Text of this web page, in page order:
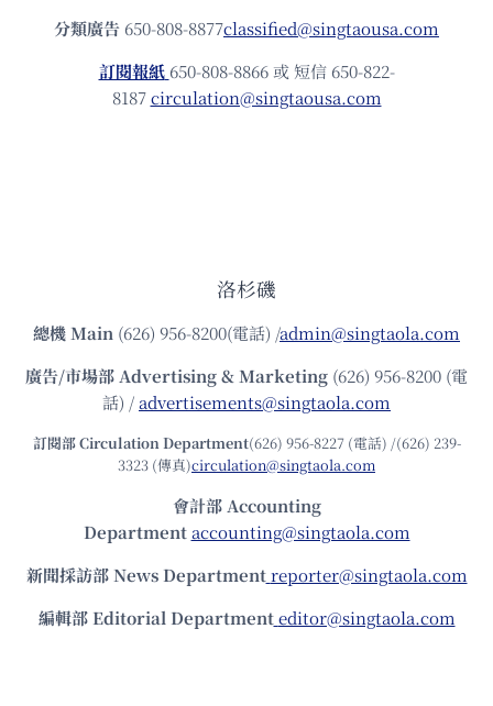
分類廣告 650-808-8877classified@singtaousa.com
訂閱報紙 650-808-8866 或 短信 650-822-
8187circulation@singtaousa.com
洛杉磯
總機Main (626) 956-8200(電話) /admin@singtaola.com
廣告/市場部Advertising & Marketing (626) 956-8200 (電
話) /advertisements@singtaola.com
訂閱部 Circulation Department(626) 956-8227 (電話) /(626) 239-
3323 (傳真)circulation@singtaola.com
會計部 Accounting
Department accounting@singtaola.com
新聞採訪部 News Department reporter@singtaola.com
編輯部 Editorial Department editor@singtaola.com